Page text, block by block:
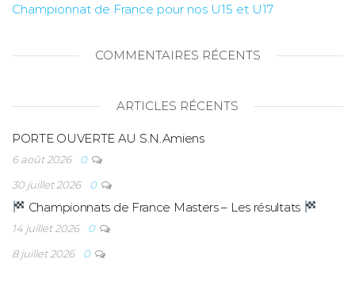
Championnat de France pour nos U15 et U17
COMMENTAIRES RÉCENTS
ARTICLES RÉCENTS
PORTE OUVERTE AU S.N.Amiens
6 août 2026
0
30 juillet 2026
0
Championnats de France Masters – Les résultats
14 juillet 2026
0
8 juillet 2026
0